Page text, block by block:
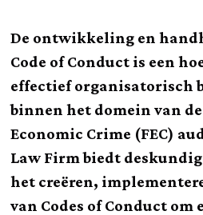
De ontwikkeling en
Code of Conduct is een
effectief organisatorisch
binnen het domein van
Economic Crime (FEC)
Law Firm biedt
het creëren,
van Codes of Conduct